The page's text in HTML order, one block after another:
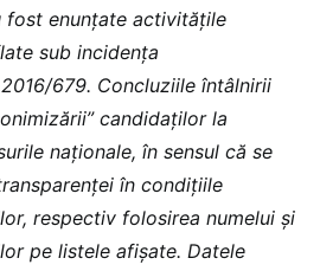
fost enunțate activitățile
sub incidența
679. Concluziile întâlnirii
candidaților la
naționale, în sensul că se
în condițiile
respectiv folosirea numelui și
pe listele afișate. Datele